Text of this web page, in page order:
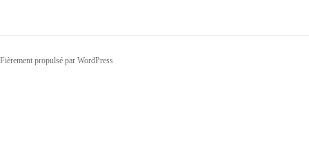
Fièrement propulsé par WordPress